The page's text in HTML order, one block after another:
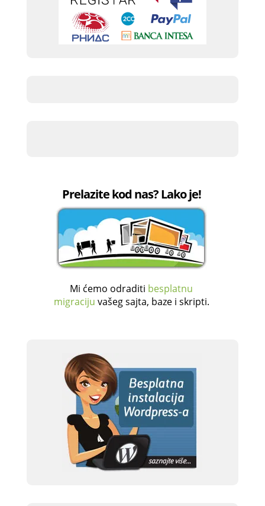
Prelazite kod nas? Lako je!
Mi ćemo odraditi besplatnu
migraciju vašeg sajta, baze i skripti.